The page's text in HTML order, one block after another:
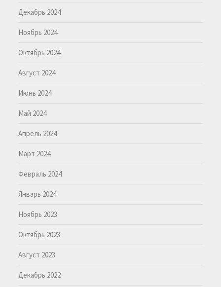
Декабрь 2024
Ноябрь 2024
Октябрь 2024
Август 2024
Июнь 2024
Май 2024
Апрель 2024
Март 2024
Февраль 2024
Январь 2024
Ноябрь 2023
Октябрь 2023
Август 2023
Декабрь 2022